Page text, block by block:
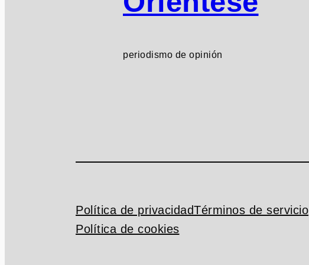
periodismo de opinión
Política de privacidadTérminos de servicio
Política de cookies